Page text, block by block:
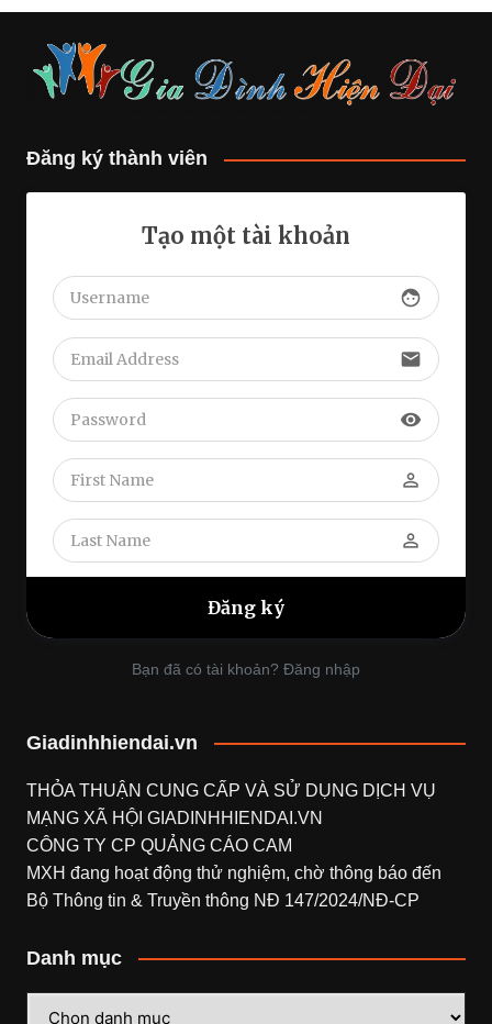
Đăng ký thành viên
Tạo một tài khoản
face
email
visibility
perm_identity
perm_identity
Bạn đã có tài khoản? Đăng nhập
Giadinhhiendai.vn
THỎA THUẬN CUNG CẤP VÀ SỬ DỤNG DỊCH VỤ
MẠNG XÃ HỘI GIADINHHIENDAI.VN
CÔNG TY CP QUẢNG CÁO CAM
MXH đang hoạt động thử nghiệm, chờ thông báo đến
Bộ Thông tin & Truyền thông NĐ 147/2024/NĐ-CP
Danh mục